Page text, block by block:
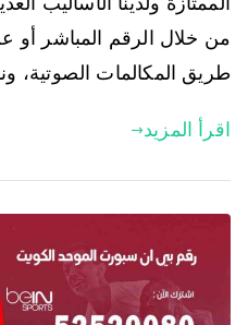
من خلال الرقم المباشر
طريق المكالمات الصوتية،
اقرأ المزيد